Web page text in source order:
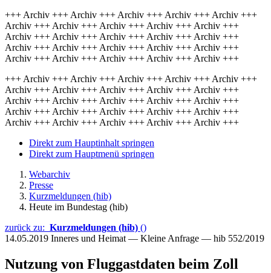
+++ Archiv +++ Archiv +++ Archiv +++ Archiv +++ Archiv +++
Archiv +++ Archiv +++ Archiv +++ Archiv +++ Archiv +++
Archiv +++ Archiv +++ Archiv +++ Archiv +++ Archiv +++
Archiv +++ Archiv +++ Archiv +++ Archiv +++ Archiv +++
Archiv +++ Archiv +++ Archiv +++ Archiv +++ Archiv +++
+++ Archiv +++ Archiv +++ Archiv +++ Archiv +++ Archiv +++
Archiv +++ Archiv +++ Archiv +++ Archiv +++ Archiv +++
Archiv +++ Archiv +++ Archiv +++ Archiv +++ Archiv +++
Archiv +++ Archiv +++ Archiv +++ Archiv +++ Archiv +++
Archiv +++ Archiv +++ Archiv +++ Archiv +++ Archiv +++
Direkt zum Hauptinhalt springen
Direkt zum Hauptmenü springen
Webarchiv
Presse
Kurzmeldungen (hib)
Heute im Bundestag (hib)
zurück zu: Kurzmeldungen (hib) ()
14.05.2019 Inneres und Heimat — Kleine Anfrage — hib 552/2019
Nutzung von Fluggastdaten beim Zoll